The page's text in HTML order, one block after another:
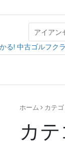
る! 中古ゴルフク
ホーム カテ
カ